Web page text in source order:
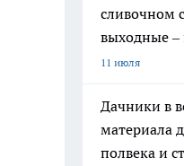
сливочном
выходные –
11 июля
Дачники в
материала
полвека и